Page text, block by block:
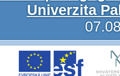
Univerzita